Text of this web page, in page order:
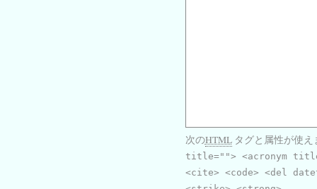
次のHTMLタグと属性が使え
title=""> <acronym
<cite> <code> <del